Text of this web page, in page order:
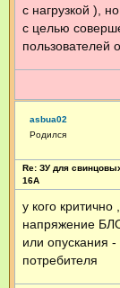
с нагрузкой ),
с целью
asbua02
Родился
Re: ЗУ для
16А
у кого
напряжение
или опускания
потребителя